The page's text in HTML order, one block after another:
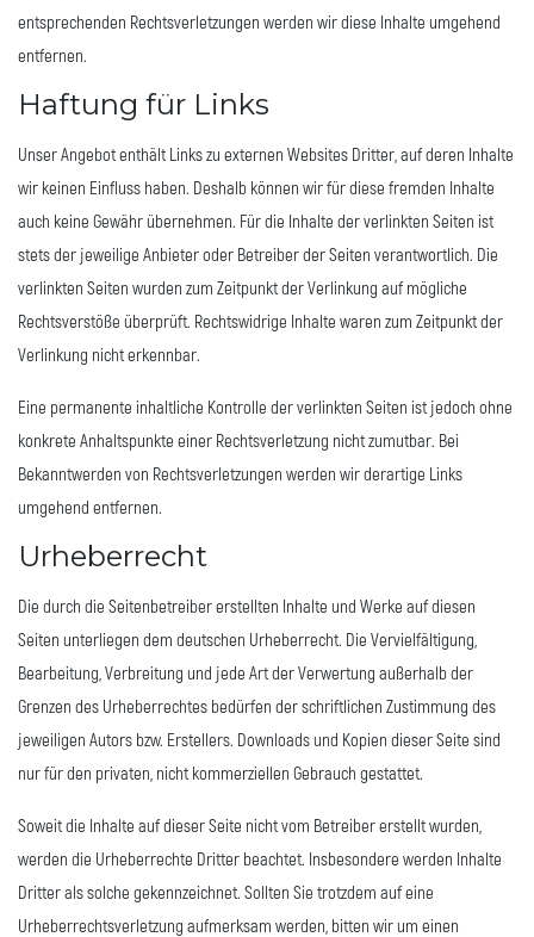
entsprechenden Rechtsverletzungen werden wir diese Inhalte umgehend
entfernen.
Haftung für Links
Unser Angebot enthält Links zu externen Websites Dritter, auf deren Inhalte
wir keinen Einfluss haben. Deshalb können wir für diese fremden Inhalte
auch keine Gewähr übernehmen. Für die Inhalte der verlinkten Seiten ist
stets der jeweilige Anbieter oder Betreiber der Seiten verantwortlich. Die
verlinkten Seiten wurden zum Zeitpunkt der Verlinkung auf mögliche
Rechtsverstöße überprüft. Rechtswidrige Inhalte waren zum Zeitpunkt der
Verlinkung nicht erkennbar.
Eine permanente inhaltliche Kontrolle der verlinkten Seiten ist jedoch ohne
konkrete Anhaltspunkte einer Rechtsverletzung nicht zumutbar. Bei
Bekanntwerden von Rechtsverletzungen werden wir derartige Links
umgehend entfernen.
Urheberrecht
Die durch die Seitenbetreiber erstellten Inhalte und Werke auf diesen
Seiten unterliegen dem deutschen Urheberrecht. Die Vervielfältigung,
Bearbeitung, Verbreitung und jede Art der Verwertung außerhalb der
Grenzen des Urheberrechtes bedürfen der schriftlichen Zustimmung des
jeweiligen Autors bzw. Erstellers. Downloads und Kopien dieser Seite sind
nur für den privaten, nicht kommerziellen Gebrauch gestattet.
Soweit die Inhalte auf dieser Seite nicht vom Betreiber erstellt wurden,
werden die Urheberrechte Dritter beachtet. Insbesondere werden Inhalte
Dritter als solche gekennzeichnet. Sollten Sie trotzdem auf eine
Urheberrechtsverletzung aufmerksam werden, bitten wir um einen